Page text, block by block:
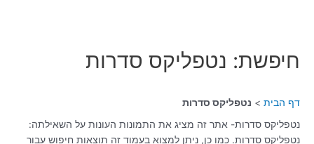
חיפשת: נטפליקס סדרות
דף הבית
נטפליקס סדרות
נטפליקס סדרות- אתר זה מציג את התמונות העונות על השאילתה:
נטפליקס סדרות. כמו כן, ניתן למצוא בעמוד זה תוצאות חיפוש עבור